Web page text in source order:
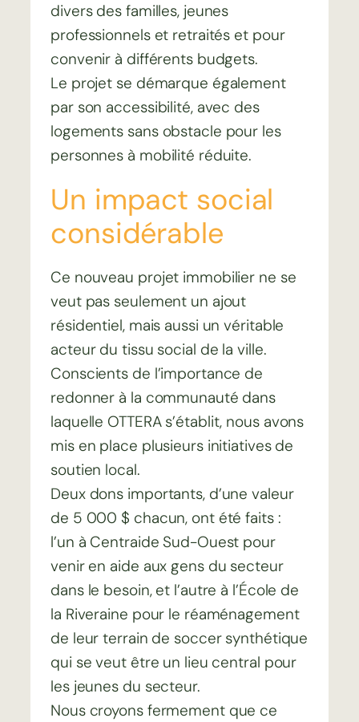
divers des familles, jeunes
professionnels et retraités et pour
convenir à différents budgets.
Le projet se démarque également
par son accessibilité, avec des
logements sans obstacle pour les
personnes à mobilité réduite.
Un impact social
considérable
Ce nouveau projet immobilier ne se
veut pas seulement un ajout
résidentiel, mais aussi un véritable
acteur du tissu social de la ville.
Conscients de l’importance de
redonner à la communauté dans
laquelle OTTERA s’établit, nous avons
mis en place plusieurs initiatives de
soutien local.
Deux dons importants, d’une valeur
de 5 000 $ chacun, ont été faits :
l’un à Centraide Sud-Ouest pour
venir en aide aux gens du secteur
dans le besoin, et l’autre à l’École de
la Riveraine pour le réaménagement
de leur terrain de soccer synthétique
qui se veut être un lieu central pour
les jeunes du secteur.
Nous croyons fermement que ce